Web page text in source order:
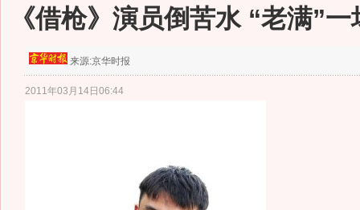
《借枪》演员倒苦水 “老满”
来源:京华时报
2011年03月14日06:44